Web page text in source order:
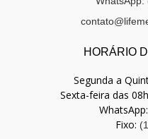
HORÁRIO
Segunda a
Sexta-feira das
WhatsApp:
Fixo: